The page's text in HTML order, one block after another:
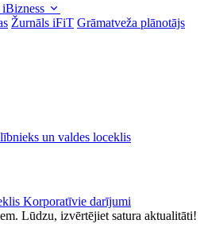
iBizness
Žurnāls iFiT Grāmatveža plānotājs
un valdes loceklis
Korporatīvie darījumi
Lūdzu, izvērtējiet satura aktualitāti!